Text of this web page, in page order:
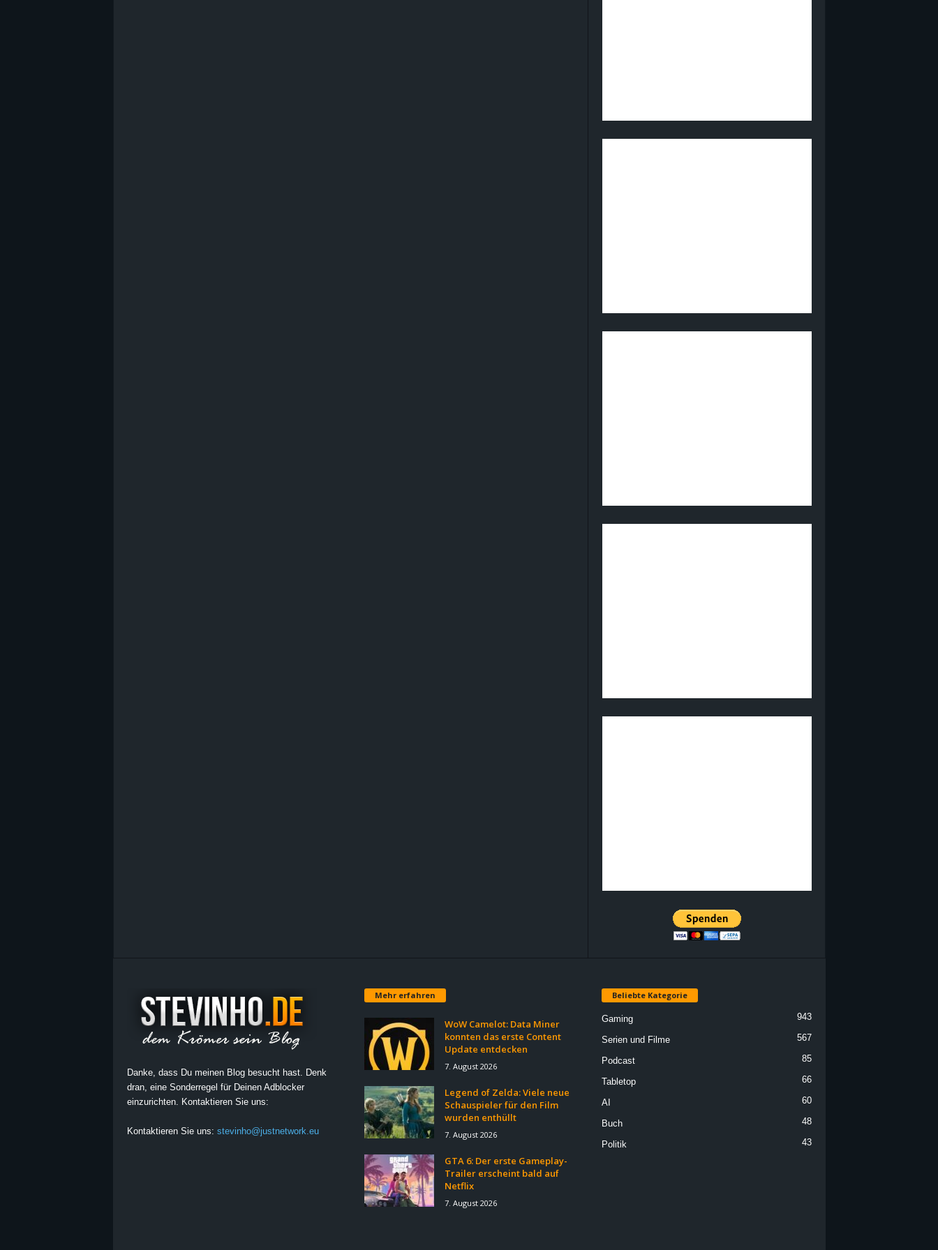
Danke, dass Du meinen Blog besucht hast. Denk
dran, eine Sonderregel für Deinen Adblocker
einzurichten. Kontaktieren Sie uns:
Kontaktieren Sie uns: stevinho@justnetwork.eu
Mehr erfahren
WoW Camelot: Data Miner
konnten das erste Content
Update entdecken
7. August 2026
Legend of Zelda: Viele neue
Schauspieler für den Film
wurden enthüllt
7. August 2026
GTA 6: Der erste Gameplay-
Trailer erscheint bald auf
Netflix
7. August 2026
Beliebte Kategorie
Gaming 943
Serien und Filme 567
Podcast 85
Tabletop 66
AI 60
Buch 48
Politik 43